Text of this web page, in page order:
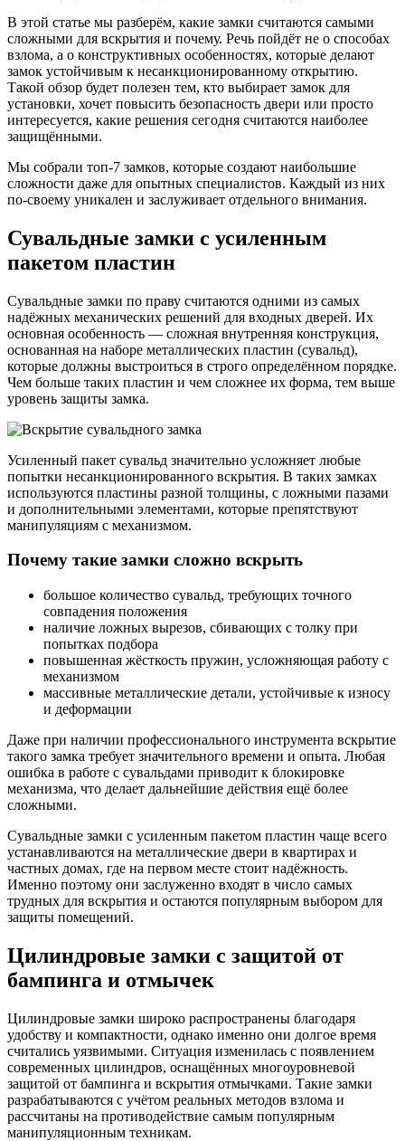
В этой статье мы разберём, какие замки считаются самыми
сложными для вскрытия и почему. Речь пойдёт не о способах
взлома, а о конструктивных особенностях, которые делают
замок устойчивым к несанкционированному открытию.
Такой обзор будет полезен тем, кто выбирает замок для
установки, хочет повысить безопасность двери или просто
интересуется, какие решения сегодня считаются наиболее
защищёнными.
Мы собрали топ-7 замков, которые создают наибольшие
сложности даже для опытных специалистов. Каждый из них
по-своему уникален и заслуживает отдельного внимания.
Сувальдные замки с усиленным
пакетом пластин
Сувальдные замки по праву считаются одними из самых
надёжных механических решений для входных дверей. Их
основная особенность — сложная внутренняя конструкция,
основанная на наборе металлических пластин (сувальд),
которые должны выстроиться в строго определённом порядке.
Чем больше таких пластин и чем сложнее их форма, тем выше
уровень защиты замка.
Усиленный пакет сувальд значительно усложняет любые
попытки несанкционированного вскрытия. В таких замках
используются пластины разной толщины, с ложными пазами
и дополнительными элементами, которые препятствуют
манипуляциям с механизмом.
Почему такие замки сложно вскрыть
большое количество сувальд, требующих точного
совпадения положения
наличие ложных вырезов, сбивающих с толку при
попытках подбора
повышенная жёсткость пружин, усложняющая работу с
механизмом
массивные металлические детали, устойчивые к износу
и деформации
Даже при наличии профессионального инструмента вскрытие
такого замка требует значительного времени и опыта. Любая
ошибка в работе с сувальдами приводит к блокировке
механизма, что делает дальнейшие действия ещё более
сложными.
Сувальдные замки с усиленным пакетом пластин чаще всего
устанавливаются на металлические двери в квартирах и
частных домах, где на первом месте стоит надёжность.
Именно поэтому они заслуженно входят в число самых
трудных для вскрытия и остаются популярным выбором для
защиты помещений.
Цилиндровые замки с защитой от
бампинга и отмычек
Цилиндровые замки широко распространены благодаря
удобству и компактности, однако именно они долгое время
считались уязвимыми. Ситуация изменилась с появлением
современных цилиндров, оснащённых многоуровневой
защитой от бампинга и вскрытия отмычками. Такие замки
разрабатываются с учётом реальных методов взлома и
рассчитаны на противодействие самым популярным
манипуляционным техникам.